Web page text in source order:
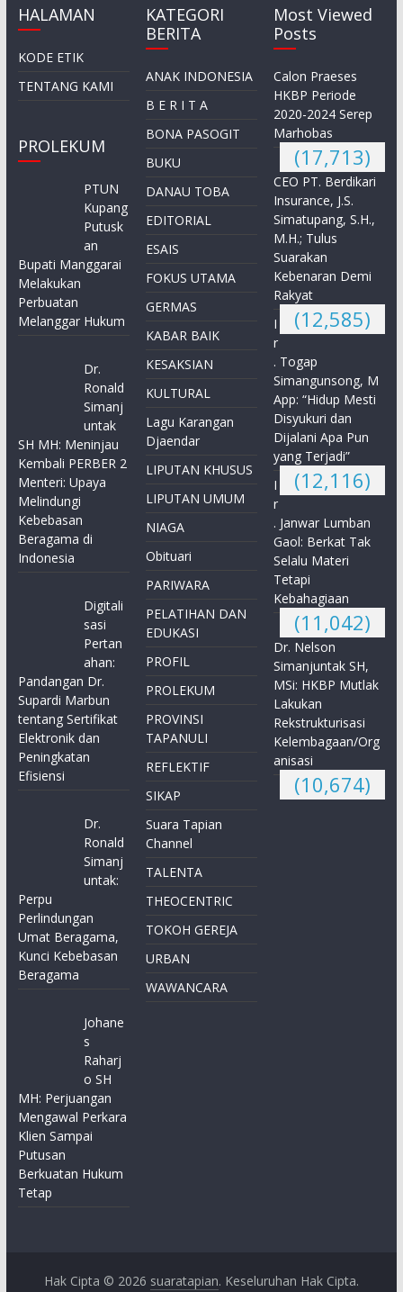
HALAMAN
KODE ETIK
TENTANG KAMI
PROLEKUM
PTUN
Kupang
Putusk
an
Bupati Manggarai
Melakukan
Perbuatan
Melanggar Hukum
Dr.
Ronald
Simanj
untak
SH MH: Meninjau
Kembali PERBER 2
Menteri: Upaya
Melindungi
Kebebasan
Beragama di
Indonesia
Digitali
sasi
Pertan
ahan:
Pandangan Dr.
Supardi Marbun
tentang Sertifikat
Elektronik dan
Peningkatan
Efisiensi
Dr.
Ronald
Simanj
untak:
Perpu
Perlindungan
Umat Beragama,
Kunci Kebebasan
Beragama
Johane
s
Raharj
o SH
MH: Perjuangan
Mengawal Perkara
Klien Sampai
Putusan
Berkuatan Hukum
Tetap
KATEGORI
BERITA
ANAK INDONESIA
B E R I T A
BONA PASOGIT
BUKU
DANAU TOBA
EDITORIAL
ESAIS
FOKUS UTAMA
GERMAS
KABAR BAIK
KESAKSIAN
KULTURAL
Lagu Karangan
Djaendar
LIPUTAN KHUSUS
LIPUTAN UMUM
NIAGA
Obituari
PARIWARA
PELATIHAN DAN
EDUKASI
PROFIL
PROLEKUM
PROVINSI
TAPANULI
REFLEKTIF
SIKAP
Suara Tapian
Channel
TALENTA
THEOCENTRIC
TOKOH GEREJA
URBAN
WAWANCARA
Most Viewed
Posts
Calon Praeses
HKBP Periode
2020-2024 Serep
Marhobas
(17,713)
CEO PT. Berdikari
Insurance, J.S.
Simatupang, S.H.,
M.H.; Tulus
Suarakan
Kebenaran Demi
Rakyat
(12,585)
I
r
. Togap
Simangunsong, M
App: “Hidup Mesti
Disyukuri dan
Dijalani Apa Pun
yang Terjadi”
(12,116)
I
r
. Janwar Lumban
Gaol: Berkat Tak
Selalu Materi
Tetapi
Kebahagiaan
(11,042)
Dr. Nelson
Simanjuntak SH,
MSi: HKBP Mutlak
Lakukan
Rekstrukturisasi
Kelembagaan/Org
anisasi
(10,674)
Hak Cipta © 2026 suaratapian. Keseluruhan Hak Cipta.